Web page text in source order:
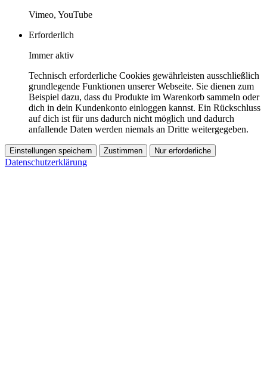
Vimeo, YouTube
Erforderlich
Immer aktiv
Technisch erforderliche Cookies gewährleisten ausschließlich
grundlegende Funktionen unserer Webseite. Sie dienen zum
Beispiel dazu, dass du Produkte im Warenkorb sammeln oder
dich in dein Kundenkonto einloggen kannst. Ein Rückschluss
auf dich ist für uns dadurch nicht möglich und dadurch
anfallende Daten werden niemals an Dritte weitergegeben.
Einstellungen speichern Zustimmen Nur erforderliche
Datenschutzerklärung